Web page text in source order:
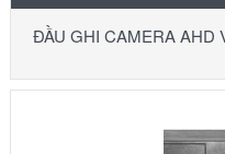
ĐẦU GHI CAMERA AHD